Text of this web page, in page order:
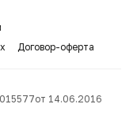
Договор-оферта
14.06.2016